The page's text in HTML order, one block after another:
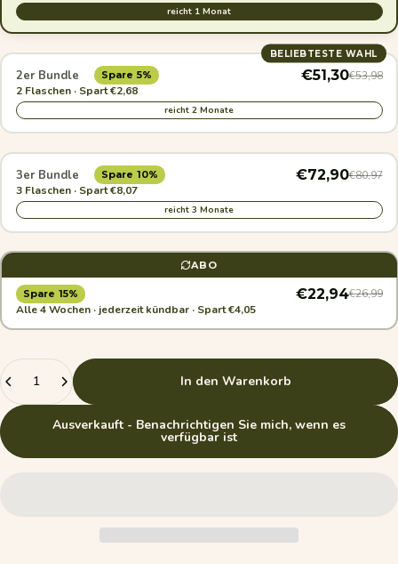
reicht 1 Monat
BELIEBTESTE WAHL
2er Bundle Spare 5% €51,30€53,98
2 Flaschen · Spart €2,68
reicht 2 Monate
3er Bundle Spare 10% €72,90€80,97
3 Flaschen · Spart €8,07
reicht 3 Monate
ABO
Spare 15% €22,94€26,99
Alle 4 Wochen · jederzeit kündbar · Spart €4,05
Anzahl
In den Warenkorb
Ausverkauft - Benachrichtigen Sie mich, wenn es
verfügbar ist